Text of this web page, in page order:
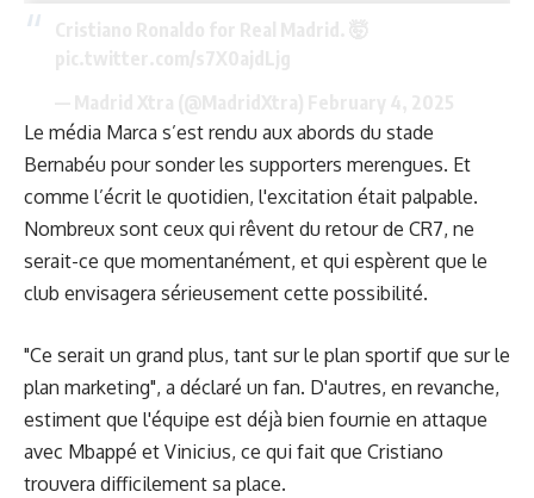
Le média Marca s’est rendu aux abords du stade
Bernabéu pour sonder les supporters merengues. Et
comme l’écrit le quotidien, l'excitation était palpable.
Nombreux sont ceux qui rêvent du retour de CR7, ne
serait-ce que momentanément, et qui espèrent que le
club envisagera sérieusement cette possibilité.
"Ce serait un grand plus, tant sur le plan sportif que sur le
plan marketing", a déclaré un fan. D'autres, en revanche,
estiment que l'équipe est déjà bien fournie en attaque
avec Mbappé et Vinicius, ce qui fait que Cristiano
trouvera difficilement sa place.